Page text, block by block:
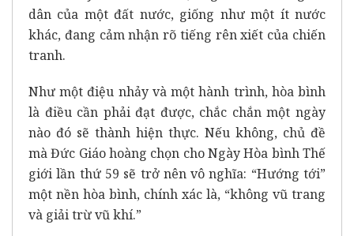
dân của một đất nước, giống như một ít nước
khác, đang cảm nhận rõ tiếng rên xiết của chiến
tranh.
Như một điệu nhảy và một hành trình, hòa bình
là điều cần phải đạt được, chắc chắn một ngày
nào đó sẽ thành hiện thực. Nếu không, chủ đề
mà Đức Giáo hoàng chọn cho Ngày Hòa bình Thế
giới lần thứ 59 sẽ trở nên vô nghĩa: “Hướng tới”
một nền hòa bình, chính xác là, “không vũ trang
và giải trừ vũ khí.”